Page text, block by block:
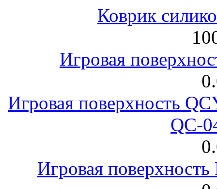
Коврик
Игровая
Игровая поверхность
QC-
Игровая